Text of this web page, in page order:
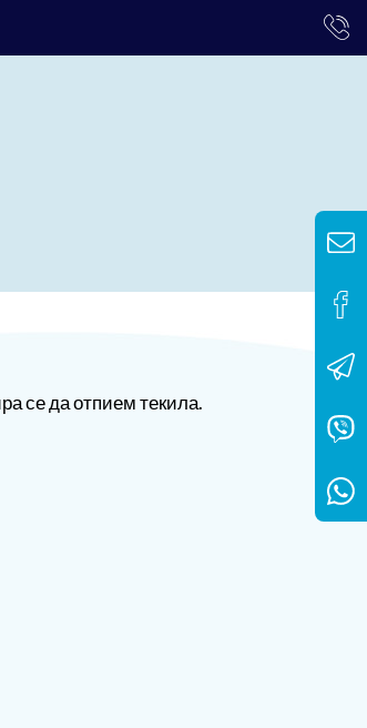
се да отпием текила.